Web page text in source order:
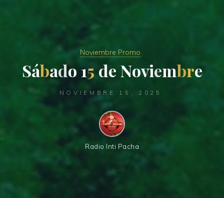
Noviembre Promo
Sábado15 de Noviembre
NOVIEMBRE 15, 2025
Radio Inti Pacha